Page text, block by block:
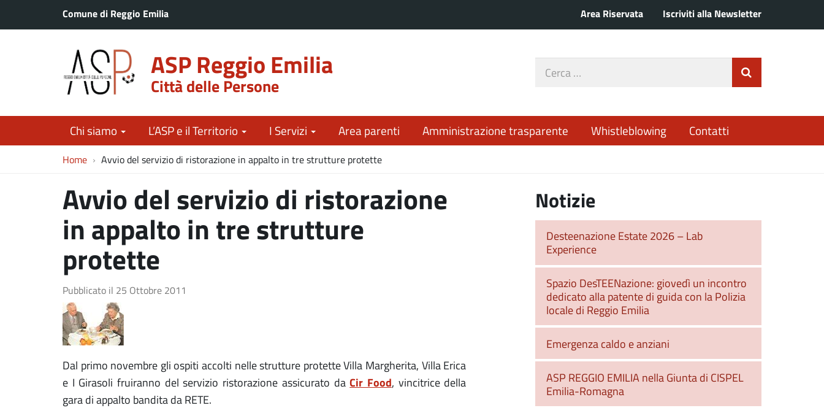
Comune di Reggio Emilia Area Riservata Iscriviti alla Newsletter
ASP Reggio Emilia
Città delle Persone
Cerca
Chi siamo L’ASP e il Territorio I Servizi Area parenti Amministrazione trasparente Whistleblowing Contatti
Home Avvio del servizio di ristorazione in appalto in tre strutture protette
Avvio del servizio di ristorazione
in appalto in tre strutture
protette
Pubblicato il 25 Ottobre 2011
Dal primo novembre gli ospiti accolti nelle strutture protette Villa Margherita, Villa Erica
e I Girasoli fruiranno del servizio ristorazione assicurato daCir Food, vincitrice della
gara di appalto bandita da RETE.
Notizie
Desteenazione Estate 2026 – Lab
Experience
Spazio DesTEENazione: giovedì un incontro
dedicato alla patente di guida con la Polizia
locale di Reggio Emilia
Emergenza caldo e anziani
ASP REGGIO EMILIA nella Giunta di CISPEL
Emilia-Romagna